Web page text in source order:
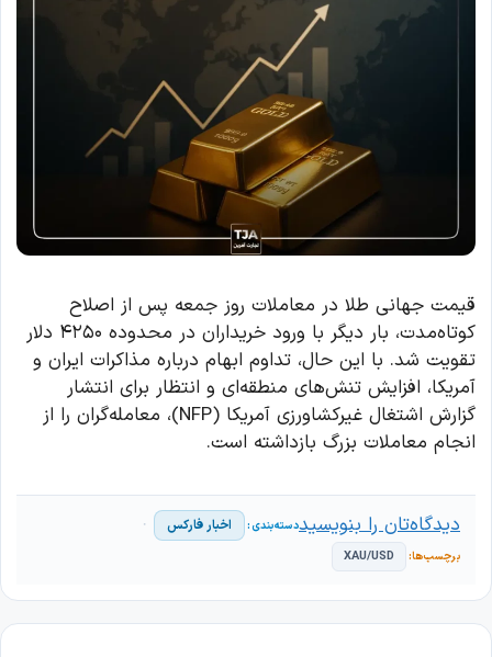
قیمت جهانی طلا در معاملات روز جمعه پس از اصلاح
کوتاه‌مدت، بار دیگر با ورود خریداران در محدوده ۴۲۵۰ دلار
تقویت شد. با این حال، تداوم ابهام درباره مذاکرات ایران و
آمریکا، افزایش تنش‌های منطقه‌ای و انتظار برای انتشار
گزارش اشتغال غیرکشاورزی آمریکا (NFP)، معامله‌گران را از
انجام معاملات بزرگ بازداشته است.
اخبار فارکس
XAU/USD
دیدگاه‌تان را بنویسید